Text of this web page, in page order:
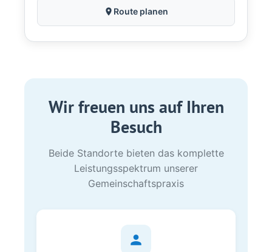
Route planen
Wir freuen uns auf Ihren
Besuch
Beide Standorte bieten das komplette
Leistungsspektrum unserer
Gemeinschaftspraxis